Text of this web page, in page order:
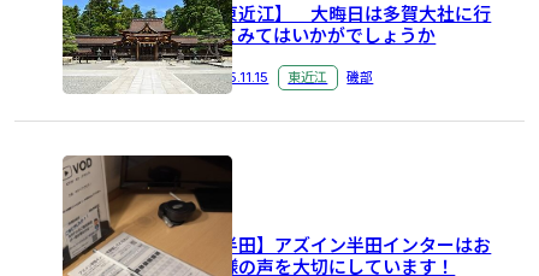
【東近江】 大晦日は多賀大社に行
ってみてはいかがでしょうか
2025.11.15 東近江 磯部
【半田】アズイン半田インターはお
客様の声を大切にしています！